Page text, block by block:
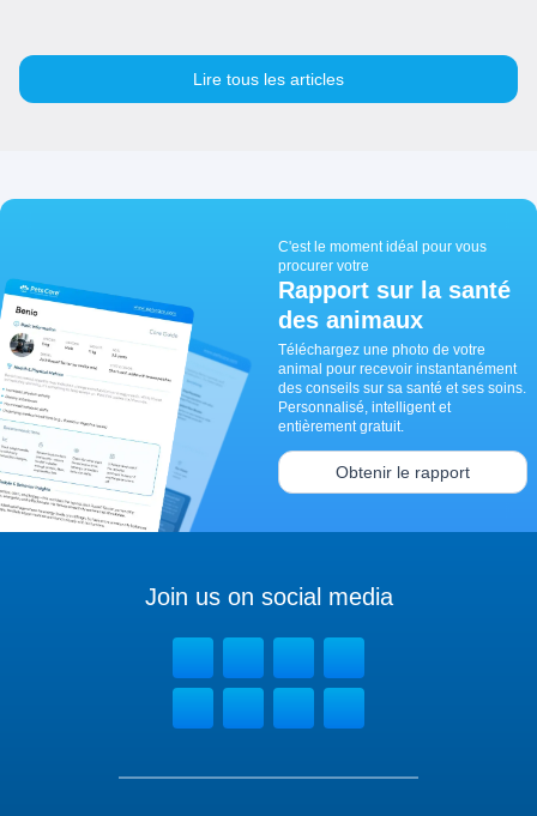
Lire tous les articles
C'est le moment idéal pour vous
procurer votre
Rapport sur la santé
des animaux
Téléchargez une photo de votre
animal pour recevoir instantanément
des conseils sur sa santé et ses soins.
Personnalisé, intelligent et
entièrement gratuit.
Obtenir le rapport
Join us on social media